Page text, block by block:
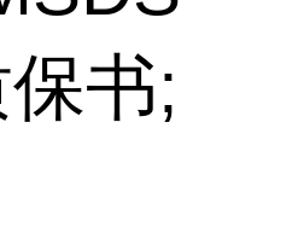
书;